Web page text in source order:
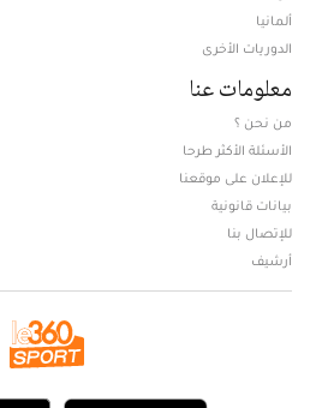
ألمانيا
الدوريات الأخرى
معلومات عنا
من نحن ؟
الأسئلة الأكثر طرحا
للإعلان على موقعنا
بيانات قانونية
للإتصال بنا
أرشيف